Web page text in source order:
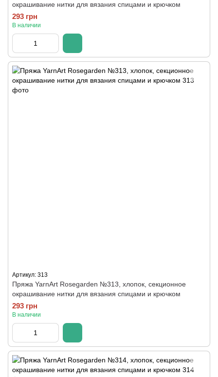
окрашивание нитки для вязания спицами и крючком
293 грн
В наличии
Артикул: 313
Пряжа YarnArt Rosegarden №313, хлопок, секционное
окрашивание нитки для вязания спицами и крючком
293 грн
В наличии